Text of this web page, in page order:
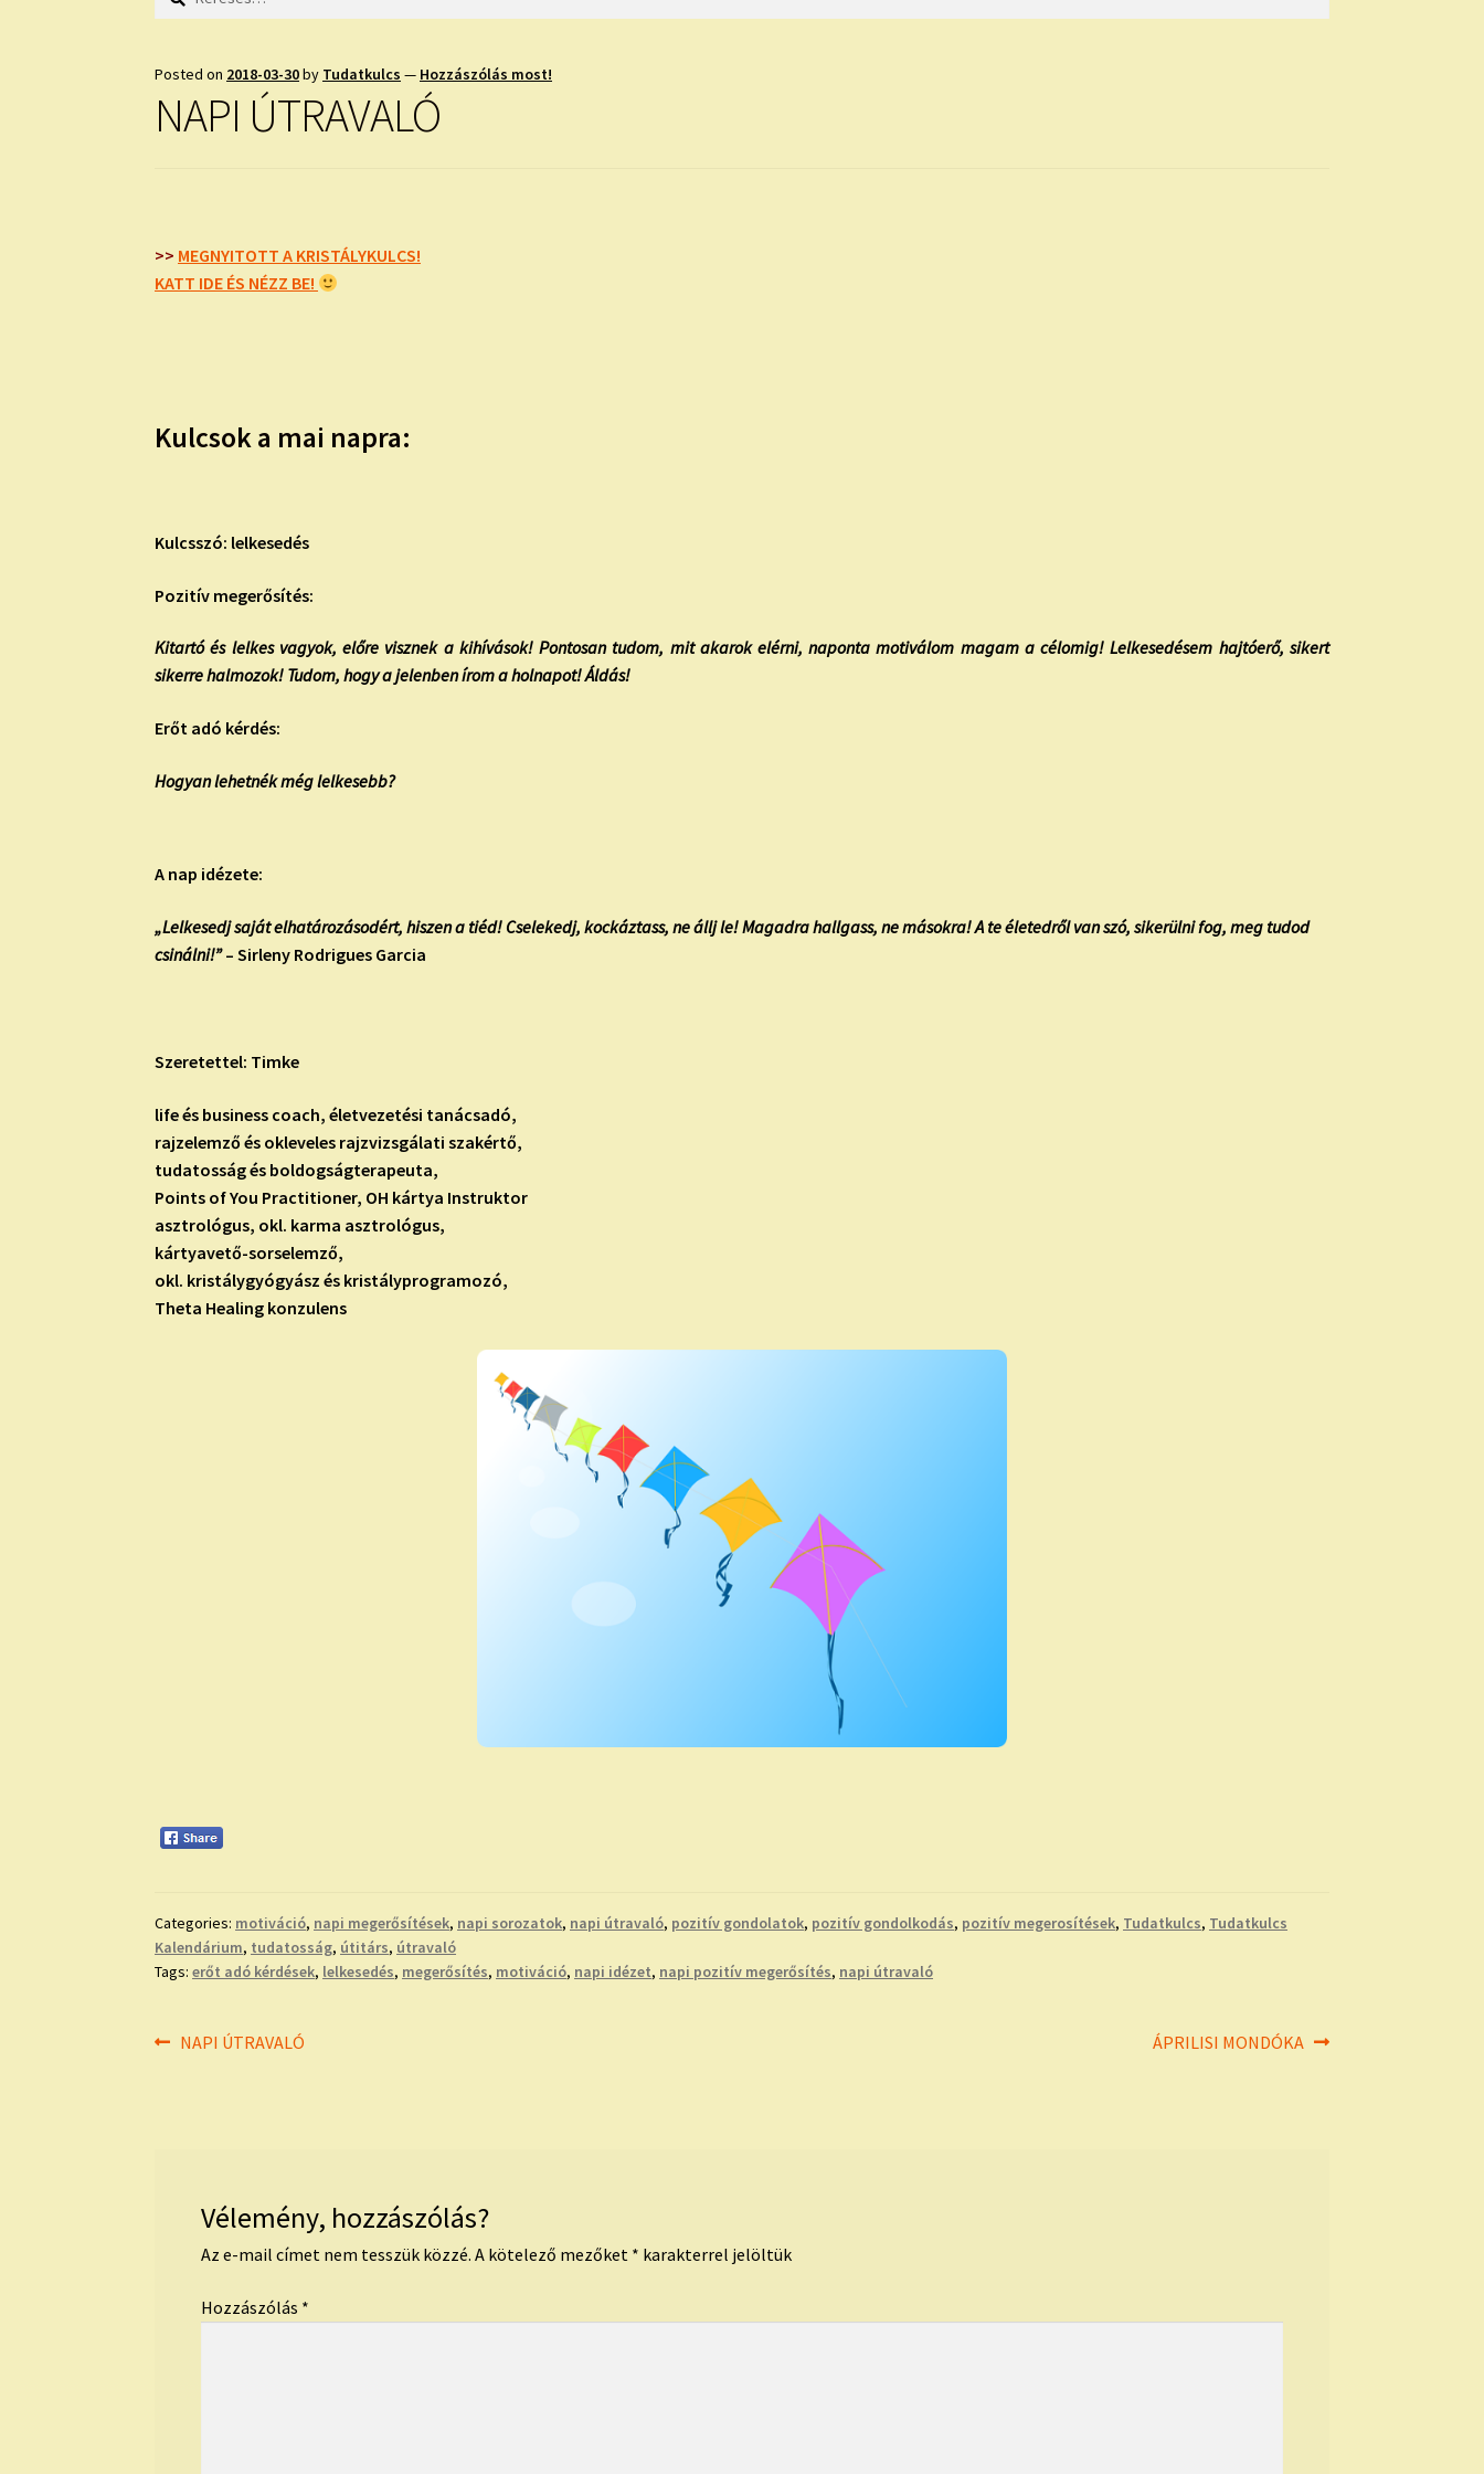
Posted on 2018-03-30by Tudatkulcs — Hozzászólás most!
NAPI ÚTRAVALÓ
>> MEGNYITOTT A KRISTÁLYKULCS!
KATT IDE ÉS NÉZZ BE!
Kulcsok a mai napra:
Kulcsszó: lelkesedés
Pozitív megerősítés:
Kitartó és lelkes vagyok, előre visznek a kihívások! Pontosan tudom, mit akarok elérni, naponta motiválom magam a célomig! Lelkesedésem hajtóerő, sikert
sikerre halmozok! Tudom, hogy a jelenben írom a holnapot! Áldás!
Erőt adó kérdés:
Hogyan lehetnék még lelkesebb?
A nap idézete:
„Lelkesedj saját elhatározásodért, hiszen a tiéd! Cselekedj, kockáztass, ne állj le! Magadra hallgass, ne másokra! A te életedről van szó, sikerülni fog, meg tudod
csinálni!”– Sirleny Rodrigues Garcia
Szeretettel: Timke
life és business coach, életvezetési tanácsadó,
rajzelemző és okleveles rajzvizsgálati szakértő,
tudatosság és boldogságterapeuta,
Points of You Practitioner, OH kártya Instruktor
asztrológus, okl. karma asztrológus,
kártyavető-sorselemző,
okl. kristálygyógyász és kristályprogramozó,
Theta Healing konzulens
Categories: motiváció, napi megerősítések, napi sorozatok, napi útravaló, pozitív gondolatok, pozitív gondolkodás, pozitív megerosítések, Tudatkulcs, Tudatkulcs
Kalendárium, tudatosság, útitárs, útravaló
Tags:erőt adó kérdések, lelkesedés, megerősítés, motiváció, napi idézet, napi pozitív megerősítés, napi útravaló
Bejegyzés
Previous
NAPI ÚTRAVALÓ
Next
ÁPRILISI MONDÓKA
Vélemény, hozzászólás?
Az e-mail címet nem tesszük közzé. A kötelező mezőket * karakterrel jelöltük
Hozzászólás *